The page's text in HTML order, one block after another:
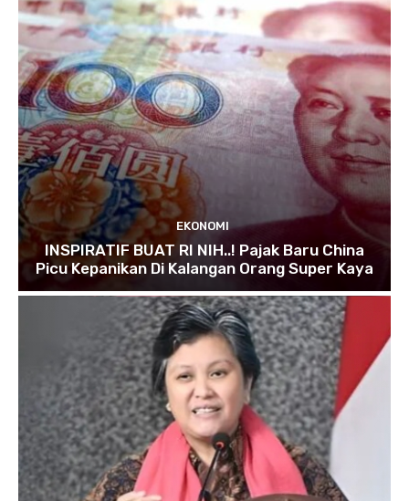
EKONOMI
INSPIRATIF BUAT RI NIH..! Pajak Baru China
Picu Kepanikan Di Kalangan Orang Super Kaya